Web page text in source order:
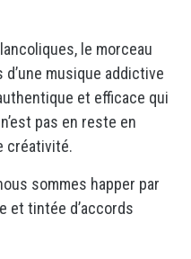
le morceau
musique addictive
et efficace qui
n’est pas en reste en
créativité.
sommes happer par
et tintée d’accords